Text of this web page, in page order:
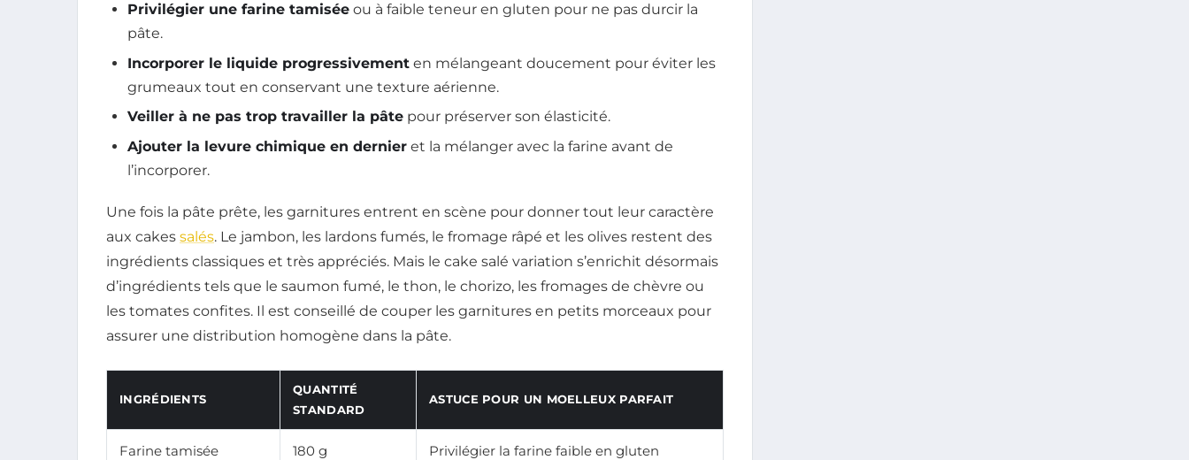
Privilégier une farine tamisée ou à faible teneur en gluten pour ne pas durcir la
pâte.
Incorporer le liquide progressivement en mélangeant doucement pour éviter les
grumeaux tout en conservant une texture aérienne.
Veiller à ne pas trop travailler la pâte pour préserver son élasticité.
Ajouter la levure chimique en dernier et la mélanger avec la farine avant de
l’incorporer.
Une fois la pâte prête, les garnitures entrent en scène pour donner tout leur caractère
aux cakes salés. Le jambon, les lardons fumés, le fromage râpé et les olives restent des
ingrédients classiques et très appréciés. Mais le cake salé variation s’enrichit désormais
d’ingrédients tels que le saumon fumé, le thon, le chorizo, les fromages de chèvre ou
les tomates confites. Il est conseillé de couper les garnitures en petits morceaux pour
assurer une distribution homogène dans la pâte.
INGRÉDIENTS
QUANTITÉ
STANDARD
ASTUCE POUR UN MOELLEUX PARFAIT
Farine tamisée 180 g Privilégier la farine faible en gluten